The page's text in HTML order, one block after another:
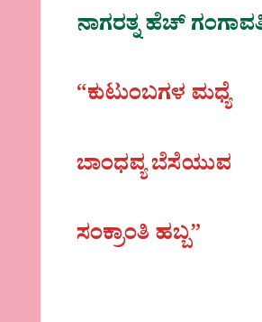
ನಾಗರತ್ನ ಹೆಚ್‌
“ಕುಟುಂಬಗಳ ಮಧ್ಯೆ
ಬಾಂಧವ್ಯ ಬೆಸೆಯುವ
ಸಂಕ್ರಾಂತಿ ಹಬ್ಬ”